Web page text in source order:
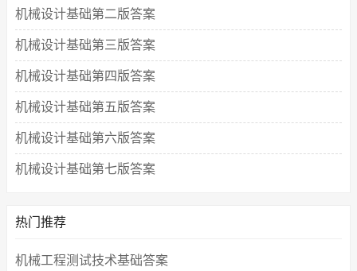
机械设计基础第二版答案
机械设计基础第三版答案
机械设计基础第四版答案
机械设计基础第五版答案
机械设计基础第六版答案
机械设计基础第七版答案
热门推荐
机械工程测试技术基础答案